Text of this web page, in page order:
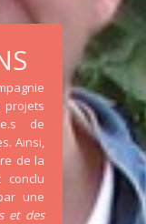
projets
de
Ainsi,
de la
conclu
une
et des